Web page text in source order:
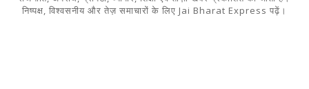
निष्पक्ष, विश्वसनीय और तेज़ समाचारों के लिए Jai Bharat Express पढ़ें।